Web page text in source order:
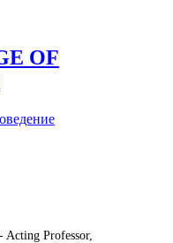
OF
Acting Professor,